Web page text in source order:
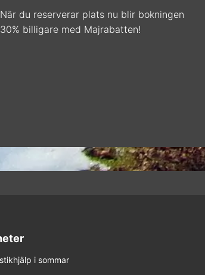
När du reserverar plats nu blir bokningen
30% billigare med Majrabatten!
i sommar